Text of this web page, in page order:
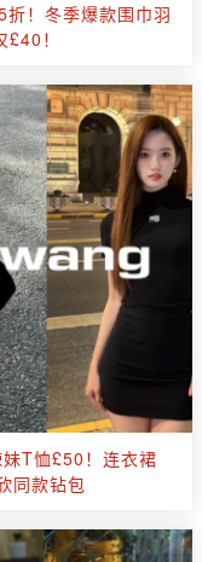
！冬季爆款围巾羽
！
T恤£50！连衣裙
同款钻包